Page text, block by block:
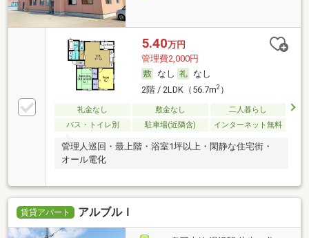
5.40万円
管理費2,000円
なし
なし
2階 / 2LDK（56.7m2）
礼金なし 敷金なし
二人暮らし
バス・トイレ別
駐車場(近隣含) インターネット無料
管理人巡回・最上階・浴室1坪以上・閑静な住宅街・
オール電化
賃貸アパート アルブルＩ